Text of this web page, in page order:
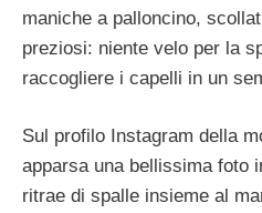
maniche a palloncino,
preziosi: niente velo per la
raccogliere i capelli in un
Sul profilo Instagram della
apparsa una bellissima foto
ritrae di spalle insieme al